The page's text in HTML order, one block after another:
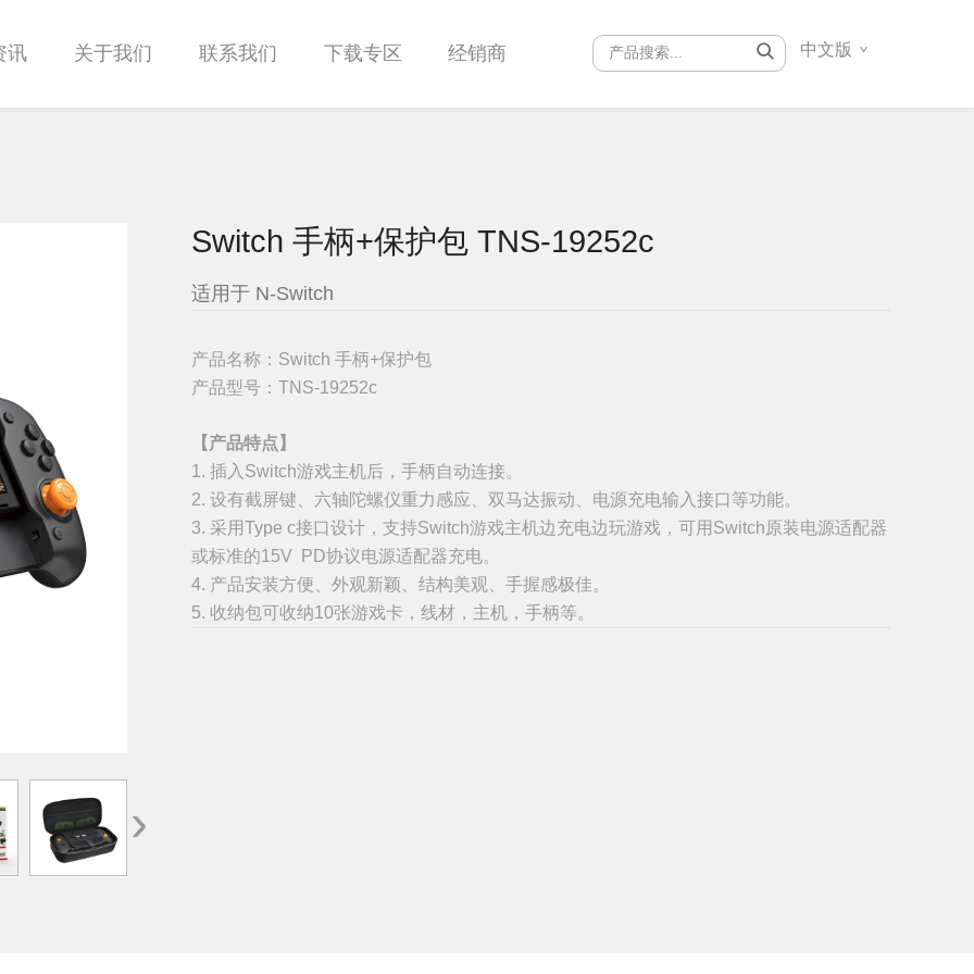
讯 关于我们 联系我们 下载专区 经销商 中文版
›
Switch 手柄+保护包 TNS-19252c
适用于 N-Switch
产品名称：Switch 手柄+保护包
产品型号：TNS-19252c
【产品特点】
1. 插入Switch游戏主机后，手柄自动连接。
2. 设有截屏键、六轴陀螺仪重力感应、双马达振动、电源充电输入接口等功能。
3. 采用Type c接口设计，支持Switch游戏主机边充电边玩游戏，可用Switch原装电源适配器
或标准的15V PD协议电源适配器充电。
4. 产品安装方便、外观新颖、结构美观、手握感极佳。
5. 收纳包可收纳10张游戏卡，线材，主机，手柄等。